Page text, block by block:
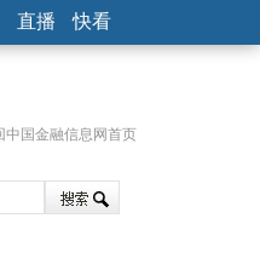
直播 快看
中国金融信息网首页